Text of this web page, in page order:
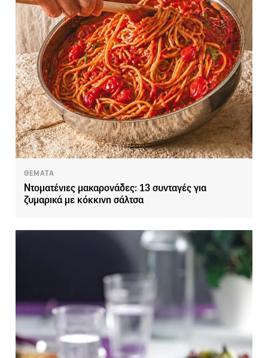
ΘΕΜΑΤΑ
Ντοματένιες μακαρονάδες: 13 συνταγές για
ζυμαρικά με κόκκινη σάλτσα